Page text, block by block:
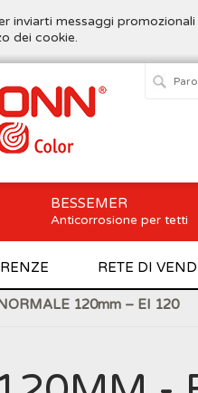
messaggi
dei cookie.
RETE DI
BESSEMER
Anticorrosione per tetti
120mm – EI 120